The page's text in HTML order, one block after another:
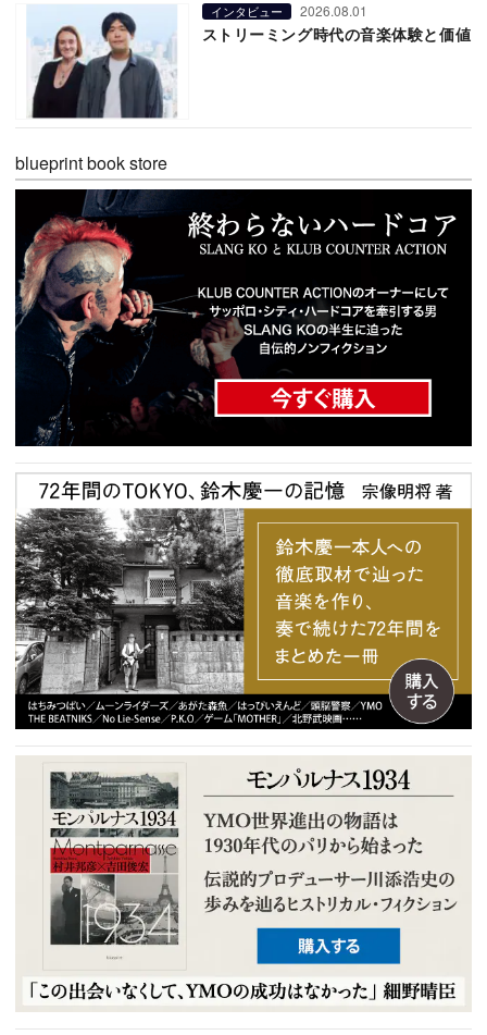
インタビュー 2026.08.01
ストリーミング時代の音楽体験と価値
blueprint book store